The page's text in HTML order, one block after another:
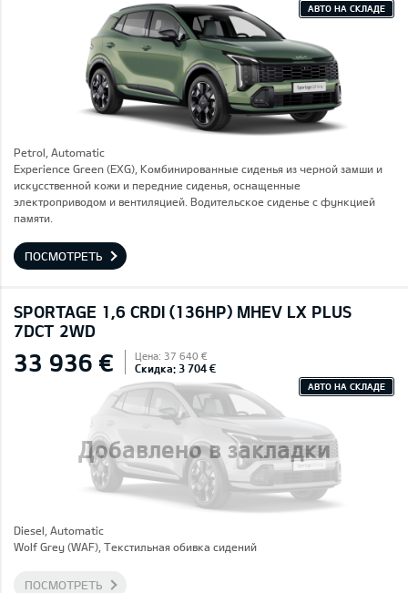
АВТО НА СКЛАДЕ
Petrol, Automatic
Experience Green (EXG), Комбинированные сиденья из черной замши и
искусственной кожи и передние сиденья, оснащенные
электроприводом и вентиляцией. Водительское сиденье с функцией
памяти.
ПОСМОТРЕТЬ
SPORTAGE 1,6 CRDI (136HP) MHEV LX PLUS
7DCT 2WD
Добавлено в закладки
33 936 € Цена: 37 640 €
Скидка: 3 704 €
АВТО НА СКЛАДЕ
Diesel, Automatic
Wolf Grey (WAF), Текстильная обивка сидений
ПОСМОТРЕТЬ